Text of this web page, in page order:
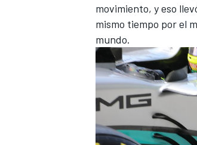
movimiento, y eso
mismo tiempo por el
mundo.